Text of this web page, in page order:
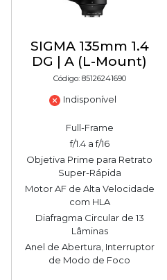
SIGMA 135mm 1.4
DG | A (L-Mount)
Código: 85126241690
Indisponível
Full-Frame
f/1.4 a f/16
Objetiva Prime para Retrato
Super-Rápida
Motor AF de Alta Velocidade
com HLA
Diafragma Circular de 13
Lâminas
Anel de Abertura, Interruptor
de Modo de Foco